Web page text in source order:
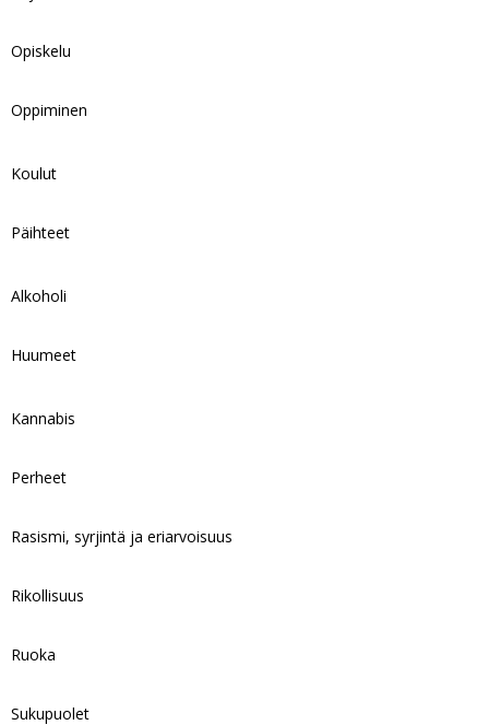
Opiskelu
Oppiminen
Koulut
Päihteet
Alkoholi
Huumeet
Kannabis
Perheet
Rasismi, syrjintä ja eriarvoisuus
Rikollisuus
Ruoka
Sukupuolet